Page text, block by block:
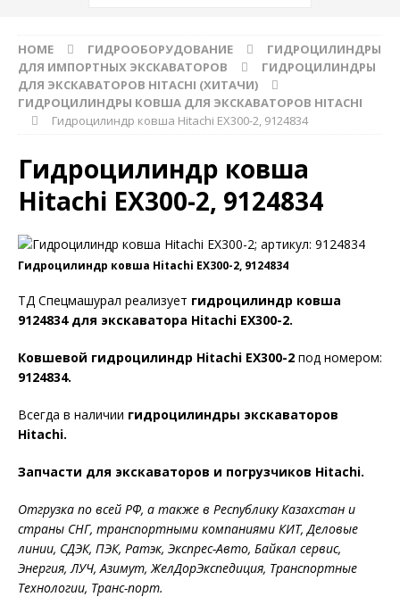
HOME ГИДРООБОРУДОВАНИЕ
ГИДРОЦИЛИНДРЫ
ДЛЯ ИМПОРТНЫХ ЭКСКАВАТОРОВ
ГИДРОЦИЛИНДРЫ
ДЛЯ ЭКСКАВАТОРОВ HITACHI (ХИТАЧИ)
ГИДРОЦИЛИНДРЫ КОВША ДЛЯ ЭКСКАВАТОРОВ HITACHI
Гидроцилиндр ковша Hitachi EX300-2, 9124834
Гидроцилиндр ковша
Hitachi EX300-2, 9124834
Гидроцилиндр ковша Hitachi EX300-2, 9124834
ТД Спецмашурал реализует гидроцилиндр ковша
9124834 для экскаватора Hitachi EX300-2.
Ковшевой гидроцилиндр Hitachi EX300-2 под номером:
9124834.
Всегда в наличии гидроцилиндры экскаваторов
Hitachi.
Запчасти для экскаваторов и погрузчиков Hitachi.
Отгрузка по всей РФ, а также в Республику Казахстан и
страны СНГ, транспортными компаниями КИТ, Деловые
линии, СДЭК, ПЭК, Ратэк, Экспрес-Авто, Байкал сервис,
Энергия, ЛУЧ, Азимут, ЖелДорЭкспедиция, Транспортные
Технологии, Транс-порт.